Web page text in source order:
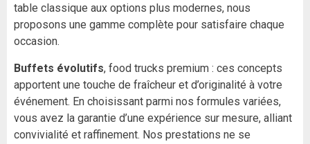
table classique aux options plus modernes, nous
proposons une gamme complète pour satisfaire chaque
occasion.
Buffets évolutifs, food trucks premium : ces concepts
apportent une touche de fraîcheur et d’originalité à votre
événement. En choisissant parmi nos formules variées,
vous avez la garantie d’une expérience sur mesure, alliant
convivialité et raffinement. Nos prestations ne se